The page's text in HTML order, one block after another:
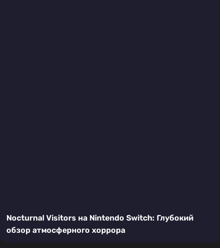
Nocturnal Visitors на Nintendo Switch: Глубокий
обзор атмосферного хоррора